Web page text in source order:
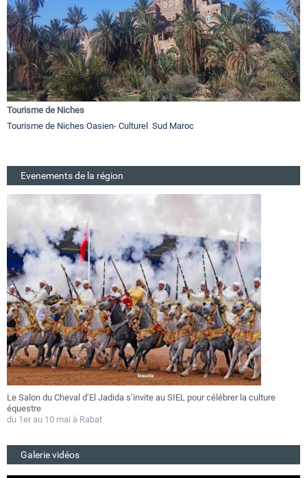
Tourisme de Niches
Tourisme de Niches Oasien- Culturel Sud Maroc
Evenements de la région
Le Salon du Cheval d’El Jadida s’invite au SIEL pour célébrer la culture
équestre
du 1er au 10 mai à Rabat
Galerie vidéos